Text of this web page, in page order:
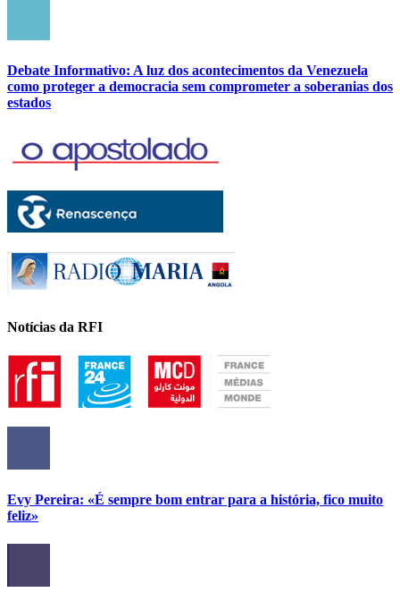
Debate Informativo: A luz dos acontecimentos da Venezuela
como proteger a democracia sem comprometer a soberanias dos
estados
Notícias da RFI
Evy Pereira: «É sempre bom entrar para a história, fico muito
feliz»